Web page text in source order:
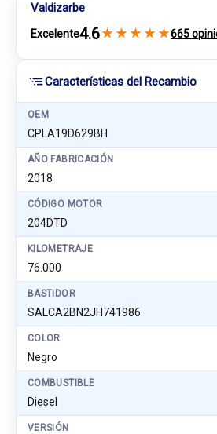
Características del Recambio
OEM
CPLA19D629BH
AÑO FABRICACIÓN
2018
CÓDIGO MOTOR
204DTD
KILOMETRAJE
76.000
BASTIDOR
SALCA2BN2JH741986
COLOR
Negro
COMBUSTIBLE
Diesel
VERSIÓN
Valdizarbe
Excelente4.6★ ★ ★ ★ ★665